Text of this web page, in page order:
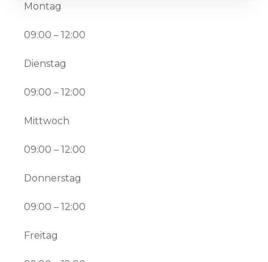
Montag
09:00 – 12:00
Dienstag
09:00 – 12:00
Mittwoch
09:00 – 12:00
Donnerstag
09:00 – 12:00
Freitag